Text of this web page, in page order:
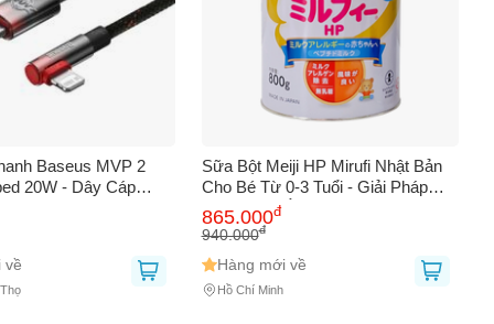
Baseus MVP 2
20W - Dây Cáp
Dụng Chơi Game,
Độ Cao, Siêu Bền
về
Sữa Bột Meiji HP Mirufi Nhật Bản
Cho Bé Từ 0-3 Tuổi - Giải Pháp
Cho Trẻ Dị Ứng Đạm Sữa Bò, Dinh
Dưỡng Đầy Đủ, Hỗ Trợ Phát Triển
865.000đ
940.000đ
Hàng mới về
Hồ Chí Minh